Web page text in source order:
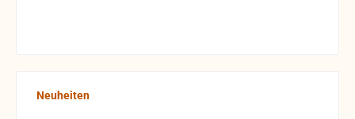
Produktgalerie überspringen
Neuheiten